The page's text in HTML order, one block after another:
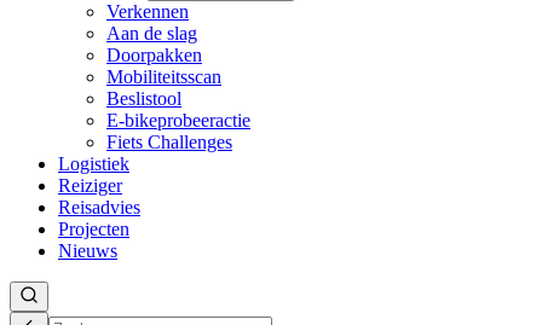
Verkennen
Aan de slag
Doorpakken
Mobiliteitsscan
Beslistool
E-bikeprobeeractie
Fiets Challenges
Logistiek
Reiziger
Reisadvies
Projecten
Nieuws